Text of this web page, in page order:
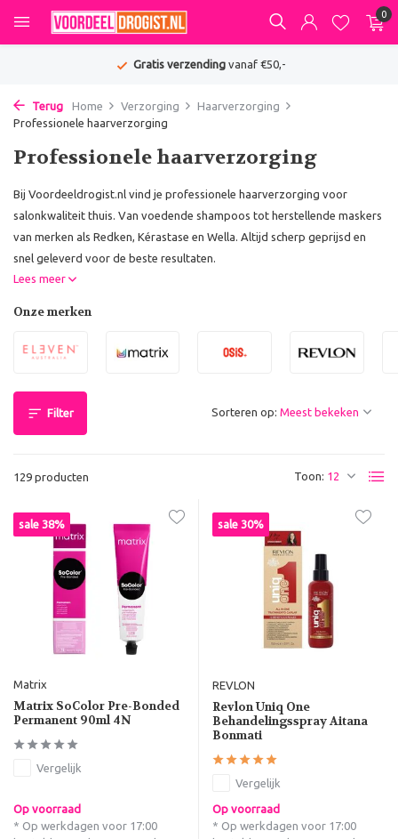
0
vanaf €50,-
Terug Home Verzorging
Haarverzorging
Professionele haarverzorging
Professionele haarverzorging
Bij Voordeeldrogist.nl vind je professionele haarverzorging voor
salonkwaliteit thuis. Van voedende shampoos tot herstellende maskers
van merken als Redken, Kérastase en Wella. Altijd scherp geprijsd en
snel geleverd voor de beste resultaten.
Lees meer
Onze merken
Filter
129 producten Toon:
Sorteren op:
sale 38%
Matrix
Matrix SoColor Pre-Bonded
Permanent 90ml 4N
Vergelijk
Op voorraad
* Op werkdagen voor 17:00
sale 30%
REVLON
Revlon Uniq One ​​
Behandelingsspray Aitana
Bonmati
Vergelijk
Op voorraad
* Op werkdagen voor 17:00